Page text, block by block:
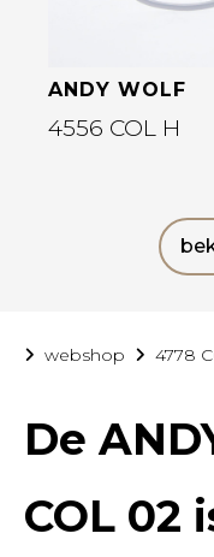
ANDY WOLF
4556 COL H
webshop 4778
De
COL 02